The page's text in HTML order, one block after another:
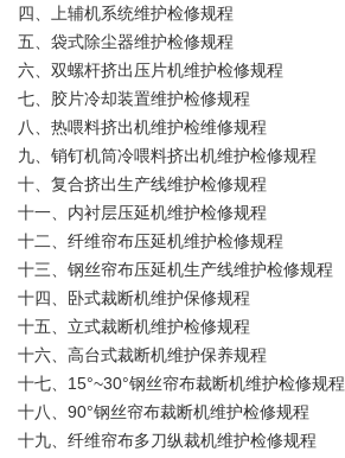
四、上辅机系统维护检修规程
五、袋式除尘器维护检修规程
六、双螺杆挤出压片机维护检修规程
七、胶片冷却装置维护检修规程
八、热喂料挤出机维护检维修规程
九、销钉机筒冷喂料挤出机维护检修规程
十、复合挤出生产线维护检修规程
十一、内衬层压延机维护检修规程
十二、纤维帘布压延机维护检修规程
十三、钢丝帘布压延机生产线维护检修规程
十四、卧式裁断机维护保修规程
十五、立式裁断机维护检修规程
十六、高台式裁断机维护保养规程
十七、15°~30°钢丝帘布裁断机维护检修规程
十八、90°钢丝帘布裁断机维护检修规程
十九、纤维帘布多刀纵裁机维护检修规程